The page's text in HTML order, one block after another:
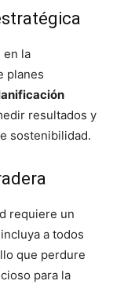
en la
planes
resultados y
sostenibilidad.
requiere un
a todos
que perdure
para la